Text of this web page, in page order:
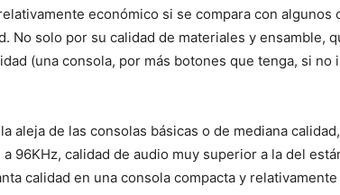
económico si se compara con
No solo por su calidad de materiales y ensamble,
(una consola, por más botones que tenga, si no
aleja de las consolas básicas o de mediana
96KHz, calidad de audio muy superior a la del
calidad en una consola compacta y